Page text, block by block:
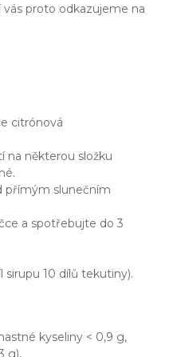
proto odkazujeme na
citrónová
na některou složku
přímým slunečním
a spotřebujte do 3
sirupu 10 dílů tekutiny).
kyseliny < 0,9 g,
g),